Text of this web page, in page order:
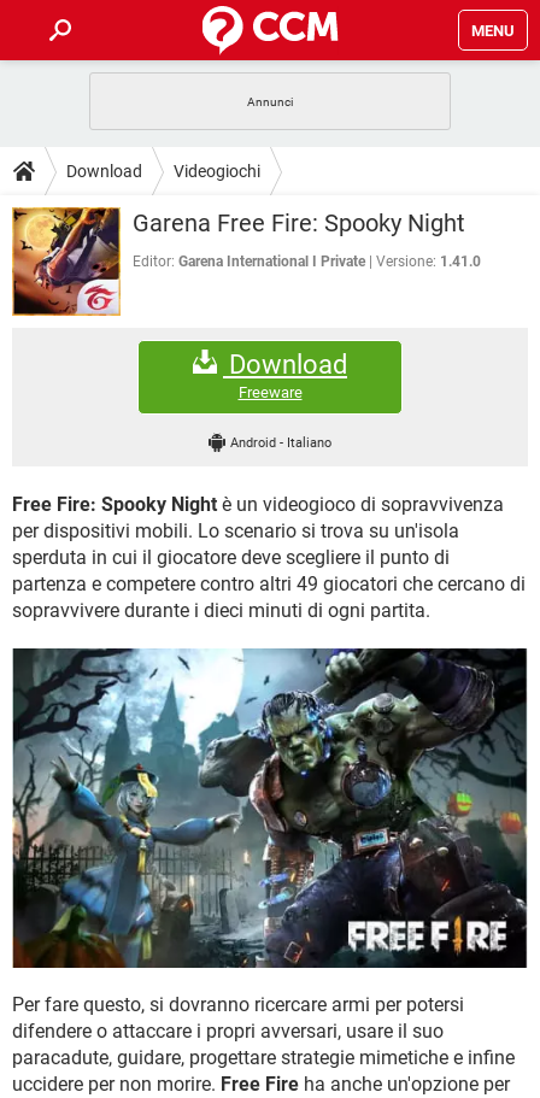
MENU
INTRATTENIMENTO
iOS WINDOWS 10
INSTAGRAM WHATSAPP
TIKTOK
GUIDE
COVID-19
INTRATTENIMENTO ANDROID
iOS
FACEBOOK
DOWNLOAD
COVID-19 GAMING
INTRATTENIMENTO
WINDOWS 10
WHATSAPP
FORUM
ANDROID
WINDOWS 10
WHATSAPP
HARDWARE
GAMING
INSTAGRAM WHATSAPP
TIKTOK FACEBOOK
HARDWARE
Download Videogiochi
Garena Free Fire: Spooky Night
Editor: Garena International I Private Versione: 1.41.0
Download
Freeware
Android - Italiano
Free Fire: Spooky Night è un videogioco di sopravvivenza
per dispositivi mobili. Lo scenario si trova su un'isola
sperduta in cui il giocatore deve scegliere il punto di
partenza e competere contro altri 49 giocatori che cercano di
sopravvivere durante i dieci minuti di ogni partita.
Per fare questo, si dovranno ricercare armi per potersi
difendere o attaccare i propri avversari, usare il suo
paracadute, guidare, progettare strategie mimetiche e infine
uccidere per non morire. Free Fire ha anche un'opzione per